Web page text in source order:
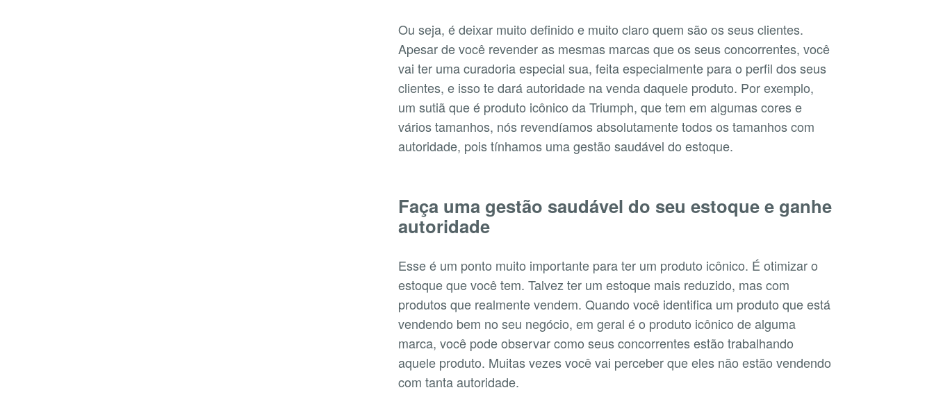
Ou seja, é deixar muito definido e muito claro quem são os seus clientes.
Apesar de você revender as mesmas marcas que os seus concorrentes, você
vai ter uma curadoria especial sua, feita especialmente para o perfil dos seus
clientes, e isso te dará autoridade na venda daquele produto. Por exemplo,
um sutiã que é produto icônico da Triumph, que tem em algumas cores e
vários tamanhos, nós revendíamos absolutamente todos os tamanhos com
autoridade, pois tínhamos uma gestão saudável do estoque.
Faça uma gestão saudável do seu estoque e ganhe
autoridade
Esse é um ponto muito importante para ter um produto icônico. É otimizar o
estoque que você tem. Talvez ter um estoque mais reduzido, mas com
produtos que realmente vendem. Quando você identifica um produto que está
vendendo bem no seu negócio, em geral é o produto icônico de alguma
marca, você pode observar como seus concorrentes estão trabalhando
aquele produto. Muitas vezes você vai perceber que eles não estão vendendo
com tanta autoridade.